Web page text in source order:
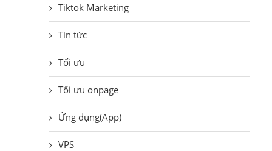
Tiktok Marketing
Tin tức
Tối ưu
Tối ưu onpage
Ứng dụng(App)
VPS